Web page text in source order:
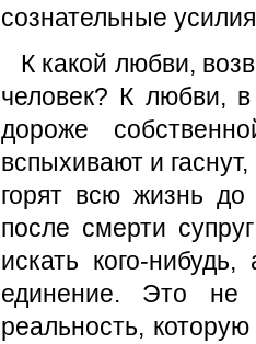
сознательные
К какой любви,
человек? К любви, в
дороже
вспыхивают и
горят всю жизнь
после смерти
искать кого-
единение. Это не
реальность,